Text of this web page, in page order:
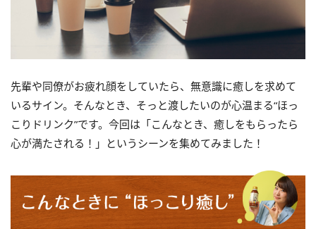
先輩や同僚がお疲れ顔をしていたら、無意識に癒しを求めて
いるサイン。そんなとき、そっと渡したいのが心温まる“ほっ
こりドリンク”です。今回は「こんなとき、癒しをもらったら
心が満たされる！」というシーンを集めてみました！